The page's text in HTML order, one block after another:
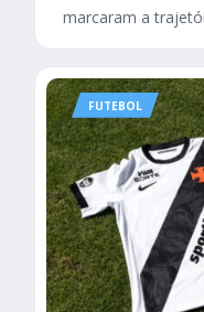
marcaram a
FUTEBOL